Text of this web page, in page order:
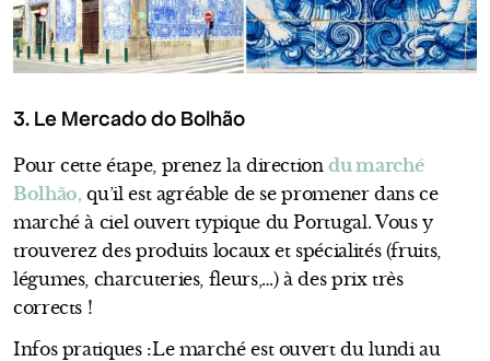
3. Le Mercado do Bolhão
Pour cette étape, prenez la directiondu marché
Bolhão, qu’il est agréable de se promener dans ce
marché à ciel ouvert typique du Portugal. Vous y
trouverez des produits locaux et spécialités (fruits,
légumes, charcuteries, fleurs,…) à des prix très
corrects !
Infos pratiques :Le marché est ouvert du lundi au